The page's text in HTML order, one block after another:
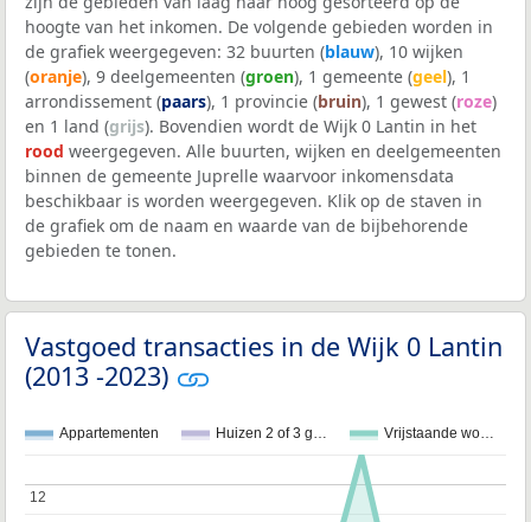
hoogte van het inkomen. De volgende gebieden worden in
de grafiek weergegeven: 32 buurten (blauw), 10 wijken
(oranje), 9 deelgemeenten (groen), 1 gemeente (geel), 1
arrondissement (paars), 1 provincie (bruin), 1 gewest (roze)
en 1 land (grijs). Bovendien wordt de Wijk 0 Lantin in het
rood weergegeven. Alle buurten, wijken en deelgemeenten
binnen de gemeente Juprelle waarvoor inkomensdata
beschikbaar is worden weergegeven. Klik op de staven in
de grafiek om de naam en waarde van de bijbehorende
gebieden te tonen.
Vastgoed transacties in de Wijk 0 Lantin
(2013 -2023)
Appartementen Huizen 2 of 3 g… Vrijstaande wo…
12
12